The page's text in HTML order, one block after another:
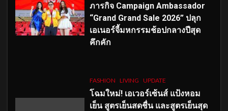
ภารกิจ Campaign Ambassador
“Grand Grand Sale 2026” ปลุก
เอเนอร์จี้มหกรรมช้อปกลางปีสุด
คึกคัก
FASHION LIVING UPDATE
โฉมใหม่! เอเวอร์เซ้นส์ แป้งหอม
เย็น สูตรเย็นสดชื่น และสูตรเย็นสุด